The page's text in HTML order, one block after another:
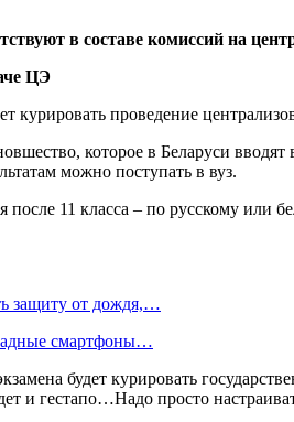
в составе комиссий на
курировать проведение
которое в Беларуси
можно поступать в вуз.
11 класса – по русскому или
защиту от дождя,…
смартфоны…
будет курировать
и гестапо…Надо просто